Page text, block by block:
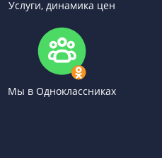
Услуги, динамика цен
Мы в Одноклассниках